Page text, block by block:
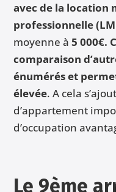
avec de la location
professionnelle
moyenne à5 000€.
comparaison
énumérés et
élevée. A cela
d’appartement
d’occupation
Le 9ème